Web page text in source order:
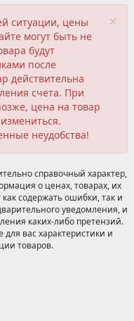
×
ситуации, цены
могут быть не
будут
после
действительна
счета. При
цена на товар
неудобства!
справочный характер,
о ценах, товарах, их
содержать ошибки, так и
уведомления, и
каких-либо претензий.
вас характеристики и
товаров.